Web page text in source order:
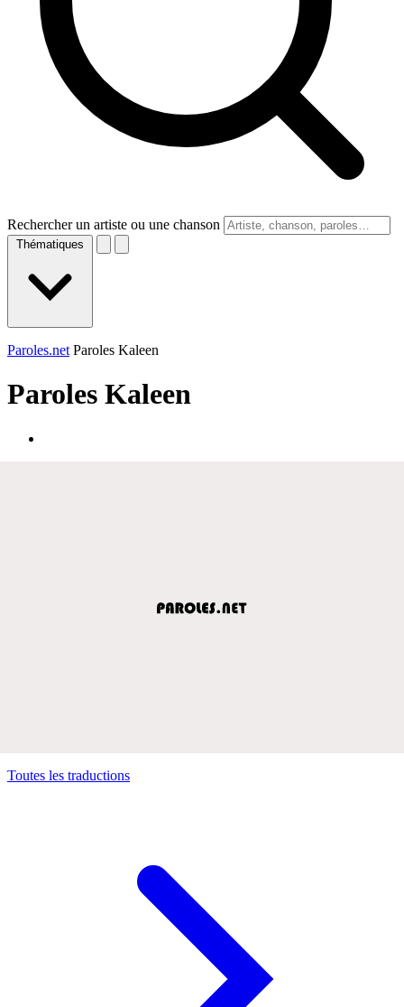
Rechercher un artiste ou une chanson
Thématiques
Paroles.net Paroles Kaleen
Paroles Kaleen
Toutes les traductions